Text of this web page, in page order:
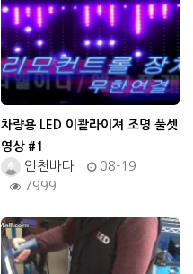
차량용 LED 이콸라이져 조명 풀셋
영상 #1
인천바다
08-19
7999